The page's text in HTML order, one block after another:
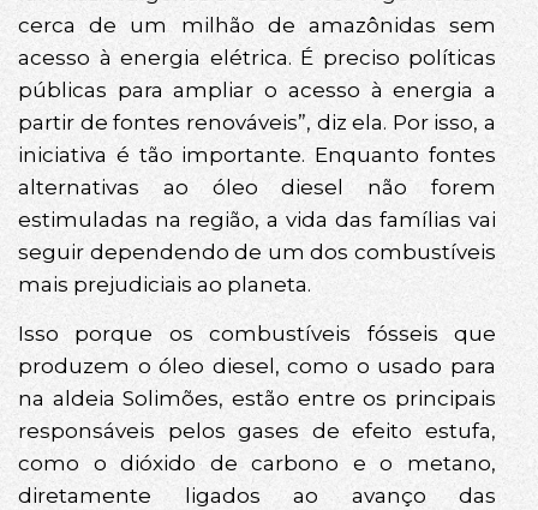
cerca de um milhão de amazônidas sem
acesso à energia elétrica. É preciso políticas
públicas para ampliar o acesso à energia a
partir de fontes renováveis”, diz ela. Por isso, a
iniciativa é tão importante. Enquanto fontes
alternativas ao óleo diesel não forem
estimuladas na região, a vida das famílias vai
seguir dependendo de um dos combustíveis
mais prejudiciais ao planeta.
Isso porque os combustíveis fósseis que
produzem o óleo diesel, como o usado para
na aldeia Solimões, estão entre os principais
responsáveis pelos gases de efeito estufa,
como o dióxido de carbono e o metano,
diretamente ligados ao avanço das